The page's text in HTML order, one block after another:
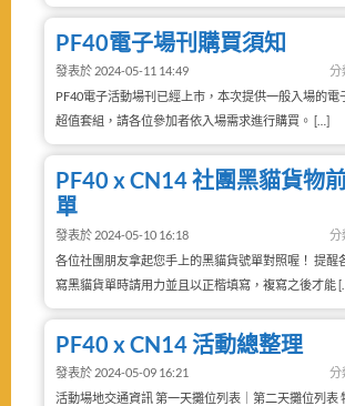
PF40電子場刊購買須知
發表於 2024-05-11 14:49 分
PF40電子活動場刊已經上市，本次提供一般入場的電
超值套組，請各位參加者依入場需求進行購買。 […]
PF40 x CN14 社團黑貓貨物
單
發表於 2024-05-10 16:18 分
各位社團朋友拿起您手上的黑貓貨號單對照喔！ 提醒
寫黑貓貨單時請用力並且以正楷填寫，複寫之後才能
PF40 x CN14 活動總整理
發表於 2024-05-09 16:21 分
活動場地交通資訊 第一天攤位列表｜第二天攤位列表